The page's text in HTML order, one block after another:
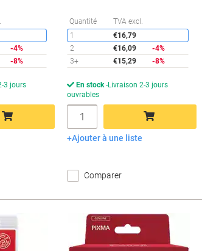
Économies
-4%
-8%
3 jours
panier
Quantité TVA excl.
1
€16,79
2
€16,09
-4%
3+
€15,29 -8%
En stock Livraison 2-3 jours
ouvrables
Quantité
Ajouter au panier
Ajouter à une liste
Comparer